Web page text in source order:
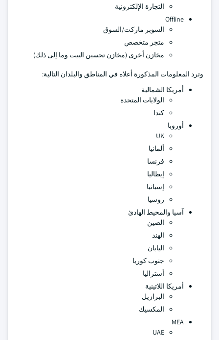
التجارة الإلكترونية
Offline
السوبر ماركت/السوق
متجر متخصص
مخازن أخرى (مخازن تحسين البيت وما إلى ذلك)
وترد المعلومات المذكورة أعلاه في المناطق والبلدان التالية:
أمريكا الشمالية
الولايات المتحدة
كندا
أوروبا
UK
ألمانيا
فرنسا
إيطاليا
إسبانيا
روسيا
آسيا والمحيط الهادئ
الصين
الهند
اليابان
جنوب كوريا
أستراليا
أمريكا اللاتينية
البرازيل
المكسيك
MEA
UAE